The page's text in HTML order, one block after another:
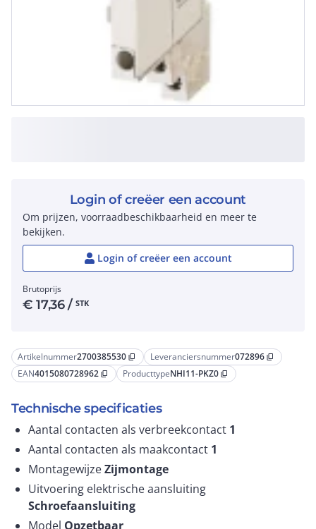
Artikelnummer2700385530 content_copy Leveranciersnummer072896 content_copy
EAN4015080728962 content_copy ProducttypeNHI11-PKZ0 content_copy
Technische specificaties
Aantal contacten als verbreekcontact 1
Aantal contacten als maakcontact 1
MontagewijzeZijmontage
Uitvoering elektrische aansluiting
Schroefaansluiting
Model Opzetbaar
Login of creëer een account
Om prijzen, voorraadbeschikbaarheid en meer te
bekijken.
Login of creëer een account
Brutoprijs
€17,36/ STK